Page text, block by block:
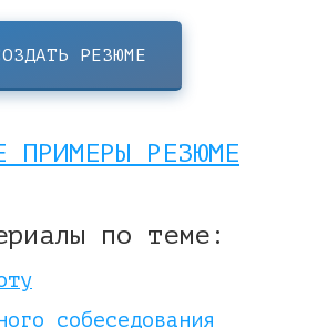
РЕЗЮМЕ
ПРИМЕРЫ РЕЗЮМЕ
по теме:
собеседования